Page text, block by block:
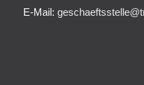
E-Mail: